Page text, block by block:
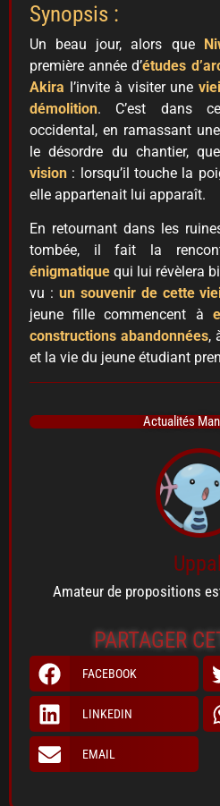
Synopsis :
Un beau jour, alors que
première année d’études
Akira l’invite à visiter une
démolition. C’est dans
occidental, en ramassant
le désordre du chantier, que
vision : lorsqu’il touche la
elle appartenait lui apparaît.
En retournant dans les
tombée, il fait la
énigmatique qui lui révèlera
vu : un souvenir de cette
jeune fille commencent à
constructions abandonnées,
et la vie du jeune étudiant
Actualités
Amateur de propositions
PARTAGER
FACEBOOK
LINKEDIN
EMAIL